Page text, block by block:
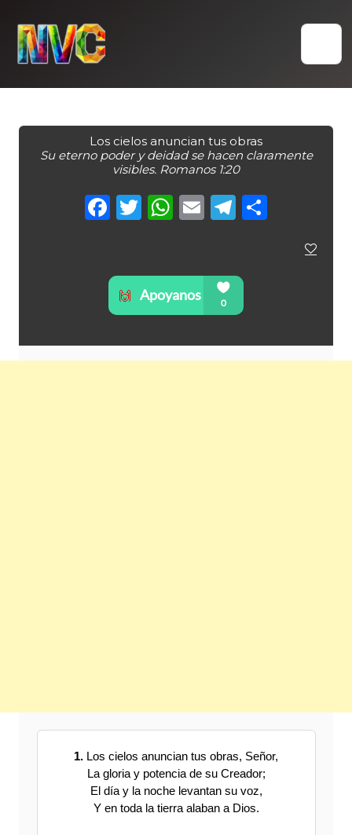
content
Los cielos anuncian tus obras
Su eterno poder y deidad se hacen claramente
visibles. Romanos 1:20
Facebook
Twitter
WhatsApp
Email
1. Los cielos anuncian tus obras, Señor,
La gloria y potencia de su Creador;
El día y la noche levantan su voz,
Y en toda la tierra alaban a Dios.